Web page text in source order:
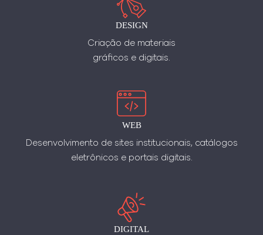
DESIGN
Criação de materiais
gráficos e digitais.
WEB
Desenvolvimento de sites institucionais, catálogos
eletrônicos e portais digitais.
DIGITAL